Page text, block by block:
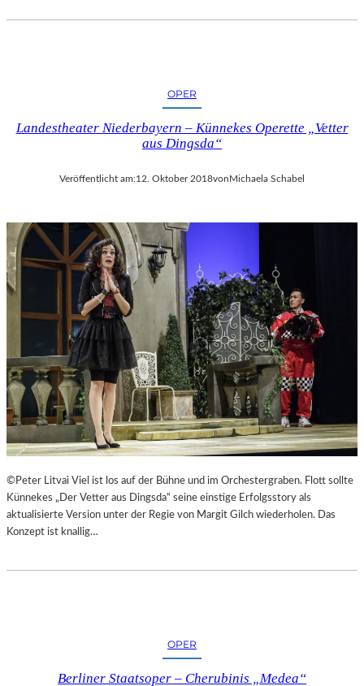
OPER
Landestheater Niederbayern – Künnekes Operette „Vetter
aus Dingsda“
Veröffentlicht am:12. Oktober 2018vonMichaela Schabel
©Peter Litvai Viel ist los auf der Bühne und im Orchestergraben. Flott sollte
Künnekes „Der Vetter aus Dingsda“ seine einstige Erfolgsstory als
aktualisierte Version unter der Regie von Margit Gilch wiederholen. Das
Konzept ist knallig…
OPER
Berliner Staatsoper – Cherubinis „Medea“